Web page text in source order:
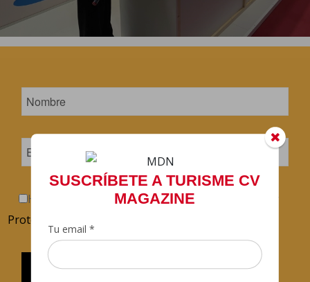
SUSCRÍBETE A TURISME CV
MAGAZINE
Tu email *
He leído y acepto laPolítica de Confidencialidad y
Protección de Datos